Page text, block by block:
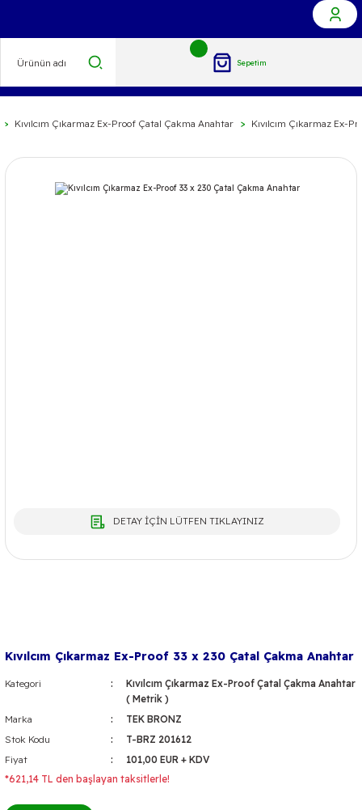
Sepetim
Kıvılcım Çıkarmaz Ex-Proof Çatal Çakma Anahtar Kıvılcım Çıkarmaz Ex-
DETAY İÇİN LÜTFEN TIKLAYINIZ
Kıvılcım Çıkarmaz Ex-Proof 33 x 230 Çatal Çakma Anahtar
Kategori
Kıvılcım Çıkarmaz Ex-Proof Çatal Çakma Anahtar
( Metrik )
Marka
TEK BRONZ
Stok Kodu
T-BRZ 201612
Fiyat
101,00 EUR + KDV
*621,14 TL den başlayan taksitlerle!